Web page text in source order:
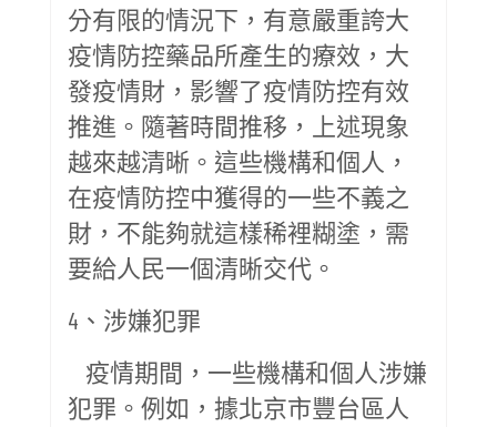
分有限的情況下，有意嚴重誇大
疫情防控藥品所產生的療效，大
發疫情財，影響了疫情防控有效
推進。隨著時間推移，上述現象
越來越清晰。這些機構和個人，
在疫情防控中獲得的一些不義之
財，不能夠就這樣稀裡糊塗，需
要給人民一個清晰交代。
4、涉嫌犯罪
疫情期間，一些機構和個人涉嫌
犯罪。例如，據北京市豐台區人